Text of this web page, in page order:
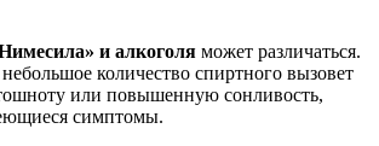
и алкоголя может различаться.
количество спиртного вызовет
или повышенную сонливость,
симптомы.